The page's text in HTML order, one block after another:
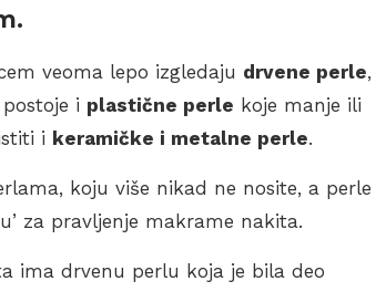
veoma lepo izgledaju drvene perle,
i plastične perle koje manje ili
i keramičke i metalne perle.
koju više nikad ne nosite, a perle
za pravljenje makrame nakita.
ima drvenu perlu koja je bila deo